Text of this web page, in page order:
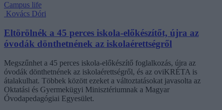
Campus life
Kovács Dóri
Eltörölnék a 45 perces iskola-előkészítőt, újra az
óvodák dönthetnének az iskolaérettségről
Megszűnhet a 45 perces iskola-előkészítő foglalkozás, újra az
óvodák dönthetnének az iskolaérettségről, és az oviKRÉTA is
átalakulhat. Többek között ezeket a változtatásokat javasolta az
Oktatási és Gyermekügyi Minisztériumnak a Magyar
Óvodapedagógiai Egyesület.